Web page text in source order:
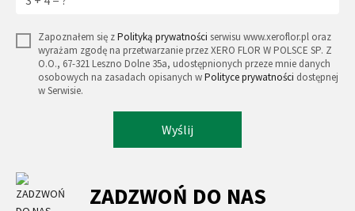
Zapoznałem się zPolityką prywatności serwisu www.xeroflor.pl oraz
wyrażam zgodę na przetwarzanie przez XERO FLOR W POLSCE SP. Z
O.O., 67-321 Leszno Dolne 35a, udostępnionych przeze mnie danych
osobowych na zasadach opisanych wPolityce prywatności dostępnej
w Serwisie.
Wyślij
ZADZWOŃ DO NAS